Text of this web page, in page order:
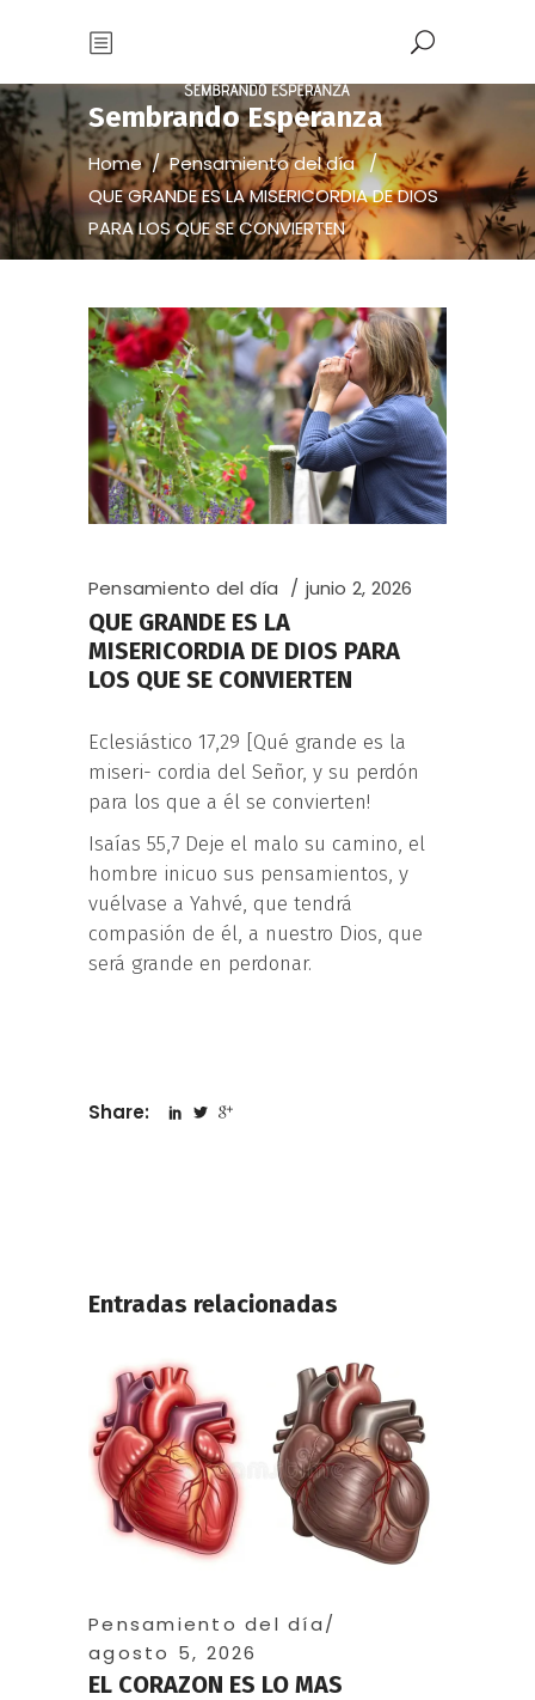
Sembrando Esperanza
Home/Pensamiento del día/
QUE GRANDE ES LA MISERICORDIA DE DIOS
PARA LOS QUE SE CONVIERTEN
Pensamiento del día junio 2, 2026
QUE GRANDE ES LA
MISERICORDIA DE DIOS PARA
LOS QUE SE CONVIERTEN
Eclesiástico 17,29 [Qué grande es la
miseri- cordia del Señor, y su perdón
para los que a él se convierten!
Isaías 55,7 Deje el malo su camino, el
hombre inicuo sus pensamientos, y
vuélvase a Yahvé, que tendrá
compasión de él, a nuestro Dios, que
será grande en perdonar.
Share:
Entradas relacionadas
Pensamiento del día
agosto 5, 2026
EL CORAZON ES LO MAS